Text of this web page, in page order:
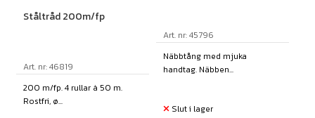
Ståltråd 200m/fp
Art. nr: 46819
200 m/fp. 4 rullar à 50 m.
Rostfri, ø...
Art. nr: 45796
Näbbtång med mjuka
handtag. Näbben...
Slut i lager